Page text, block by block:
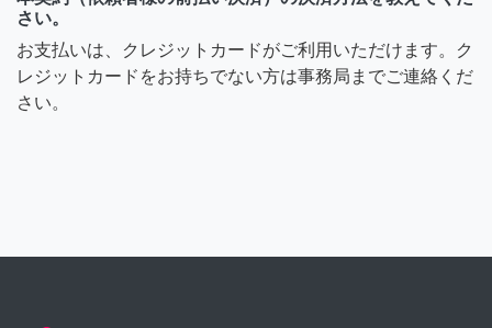
さい。
お支払いは、クレジットカードがご利用いただけます。ク
レジットカードをお持ちでない方は事務局までご連絡くだ
さい。